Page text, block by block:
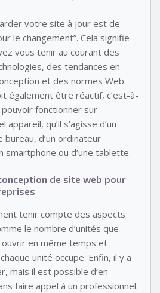
votre site à jour est de
le changement”. Cela signifie
vous tenir au courant des
des tendances en
et des normes Web.
également être réactif, c’est-à-
pouvoir fonctionner sur
appareil, qu’il s’agisse d’un
bureau, d’un ordinateur
smartphone ou d’une tablette.
de site web pour
tenir compte des aspects
le nombre d’unités que
en même temps et
unité occupe. Enfin, il y a
mais il est possible d’en
faire appel à un professionnel.